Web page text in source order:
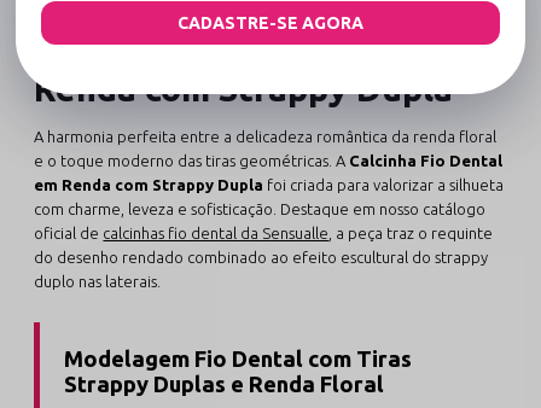
Calcinha Fio Dental em
Renda com Strappy Dupla
A harmonia perfeita entre a delicadeza romântica da renda floral
e o toque moderno das tiras geométricas. A Calcinha Fio Dental
em Renda com Strappy Dupla foi criada para valorizar a silhueta
com charme, leveza e sofisticação. Destaque em nosso catálogo
oficial de calcinhas fio dental da Sensualle , a peça traz o requinte
do desenho rendado combinado ao efeito escultural do strappy
duplo nas laterais.
Modelagem Fio Dental com Tiras
Strappy Duplas e Renda Floral
CADASTRE-SE AGORA